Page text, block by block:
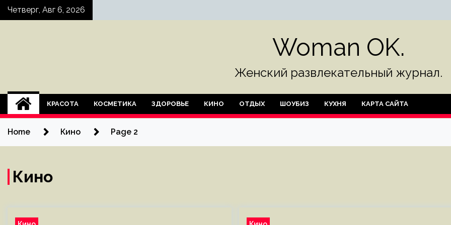
SkipЧетверг, Авг 6, 2026
Woman OK.
Женский развлекательный журнал.
КРАСОТА КОСМЕТИКА ЗДОРОВЬЕ КИНО ОТДЫХ ШОУБИЗ КУХНЯ КАРТА САЙТА
Home Кино Page 2
Кино